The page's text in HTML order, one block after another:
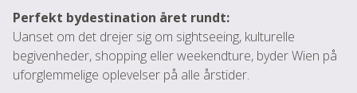
Perfekt bydestination året rundt:
Uanset om det drejer sig om sightseeing, kulturelle
begivenheder, shopping eller weekendture, byder Wien på
uforglemmelige oplevelser på alle årstider.